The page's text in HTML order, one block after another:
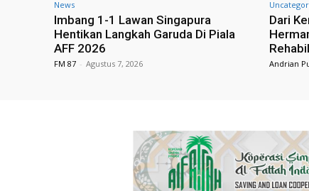
News
Imbang 1-1 Lawan Singapura
Hentikan Langkah Garuda Di Piala
AFF 2026
FM 87 - Agustus 7, 2026
Dari
Andrian